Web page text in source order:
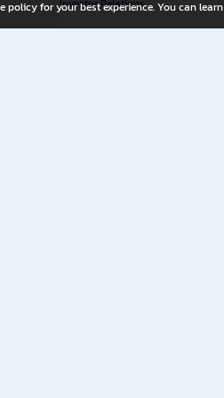
Investor Relations
policy for your best experience. You can